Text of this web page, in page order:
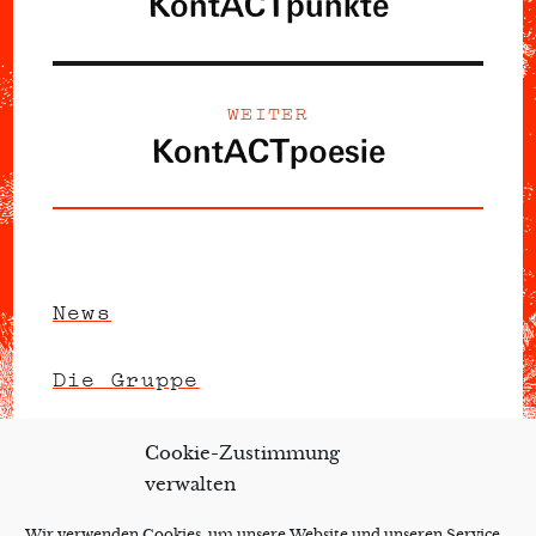
Cookie-Zustimmung
verwalten
KontACTpunkte
WEITER
KontACTpoesie
News
Die Gruppe
Repertoire